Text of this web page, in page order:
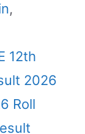
,
12th
2026
Roll